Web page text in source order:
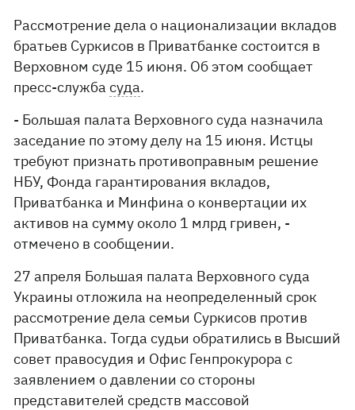
Рассмотрение дела о национализации вкладов
братьев Суркисов в Приватбанке состоится в
Верховном суде 15 июня. Об этом сообщает
пресс-службасуда.
- Большая палата Верховного суда назначила
заседание по этому делу на 15 июня. Истцы
требуют признать противоправным решение
НБУ, Фонда гарантирования вкладов,
Приватбанка и Минфина о конвертации их
активов на сумму около 1 млрд гривен, -
отмечено в сообщении.
27 апреля Большая палата Верховного суда
Украины отложила на неопределенный срок
рассмотрение дела семьи Суркисов против
Приватбанка. Тогда судьи обратились в Высший
совет правосудия и Офис Генпрокурора с
заявлением о давлении со стороны
представителей средств массовой